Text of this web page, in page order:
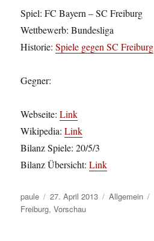
Spiel: FC Bayern – SC Freiburg
Wettbewerb: Bundesliga
Historie:Spiele gegen SC Freiburg
Gegner:
Webseite:Link
Wikipedia:Link
Bilanz Spiele: 20/5/3
Bilanz Übersicht:Link
Autor
paule
Veröffentlicht
am
27. April 2013 Kategorien
Allgemein
Freiburg,Vorschau